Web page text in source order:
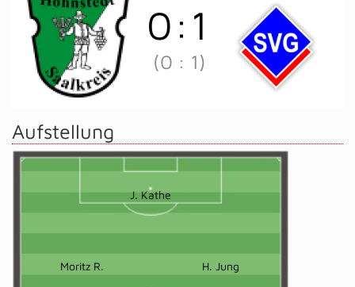
0 : 1
(0 : 1)
Aufstellung
J. Kathe
Moritz R. H. Jung